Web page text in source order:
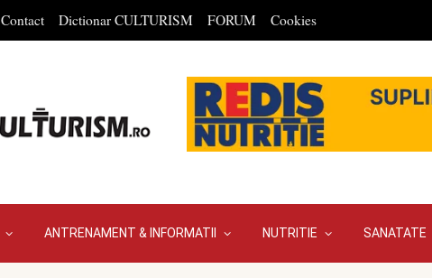
Contact Dictionar CULTURISM FORUM Cookies
ANTRENAMENT & INFORMATII NUTRITIE SANATATE